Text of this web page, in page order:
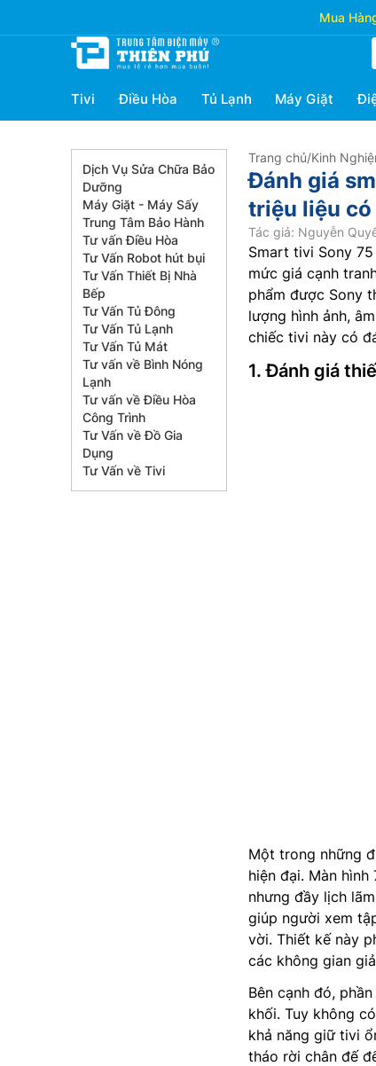
Mua
Tivi Điều Hòa Tủ Lạnh Máy Giặt
Dịch Vụ Sửa Chữa Bảo
Dưỡng
Máy Giặt - Máy Sấy
Trung Tâm Bảo Hành
Tư vấn Điều Hòa
Tư Vấn Robot hút bụi
Tư Vấn Thiết Bị Nhà
Bếp
Tư Vấn Tủ Đông
Tư Vấn Tủ Lạnh
Tư Vấn Tủ Mát
Tư vấn về Bình Nóng
Lạnh
Tư vấn về Điều Hòa
Công Trình
Tư Vấn về Đồ Gia
Dụng
Tư Vấn về Tivi
Trang chủ/Kinh
Đánh giá
triệu liệu có
Tác giả: Nguyễn
Smart tivi Sony
mức giá cạnh
phẩm được Sony
lượng hình ảnh,
chiếc tivi này có
1. Đánh giá
Một trong những
hiện đại. Màn
nhưng đầy lịch
giúp người xem
vời. Thiết kế này
các không gian
Bên cạnh đó,
khối. Tuy không
khả năng giữ tivi
tháo rời chân đế